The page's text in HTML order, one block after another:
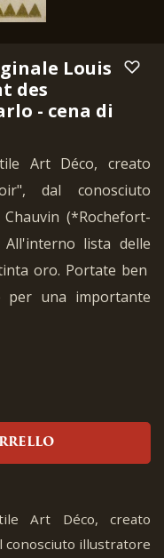
Louis
des
- cena di
Art Déco, creato
dal conosciuto
(*Rochefort-
lista delle
oro. Portate ben
per una importante
Art Déco, creato
conosciuto illustratore